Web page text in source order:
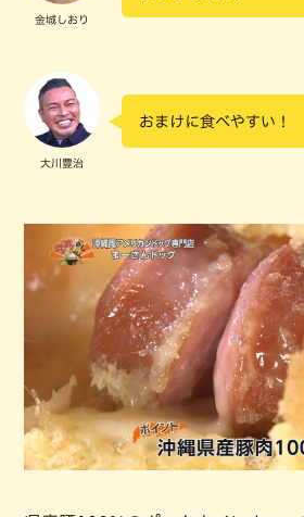
金城しおり
大川豊治
おまけに食べやすい！